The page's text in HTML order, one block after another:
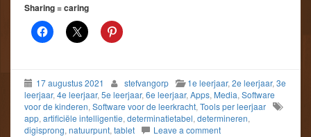
Sharing = caring
17 augustus 2021 stefvangorp 1e leerjaar, 2e leerjaar, 3e
leerjaar, 4e leerjaar, 5e leerjaar, 6e leerjaar, Apps, Media, Software
voor de kinderen, Software voor de leerkracht, Tools per leerjaar
app, artificiële intelligentie, determinatietabel, determineren,
digisprong, natuurpunt, tablet Leave a comment